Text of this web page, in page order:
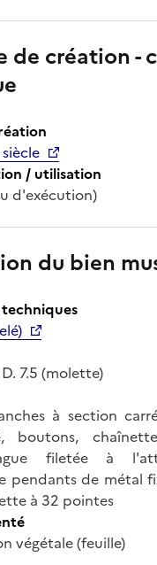
de création -
/ utilisation
d'exécution)
du bien
D. 7.5 (molette)
à section
boutons,
filetée à
pendants de métal
à 32 pointes
végétale (feuille)